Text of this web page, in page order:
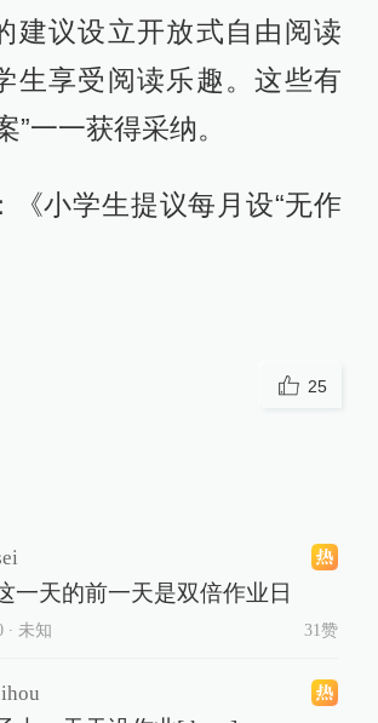
建议设立开放式自由阅读
生享受阅读乐趣。这些有
”一一获得采纳。
《小学生提议每月设“无作
25
一天的前一天是双倍作业日
∙ 未知 31赞